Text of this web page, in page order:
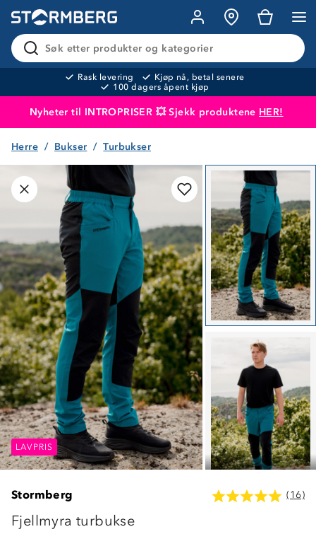
Søk etter produkter og kategorier
Rask levering
Kjøp nå, betal senere
100 dagers åpent kjøp
Nyheter til INTROPRISER 💥 Sjekk produktene HER!
Produktet er lagt i handlekurven
Herre Bukser Turbukser
LAVPRIS LAVPRIS
LAVPRIS
Stormberg (16)
Fjellmyra turbukse